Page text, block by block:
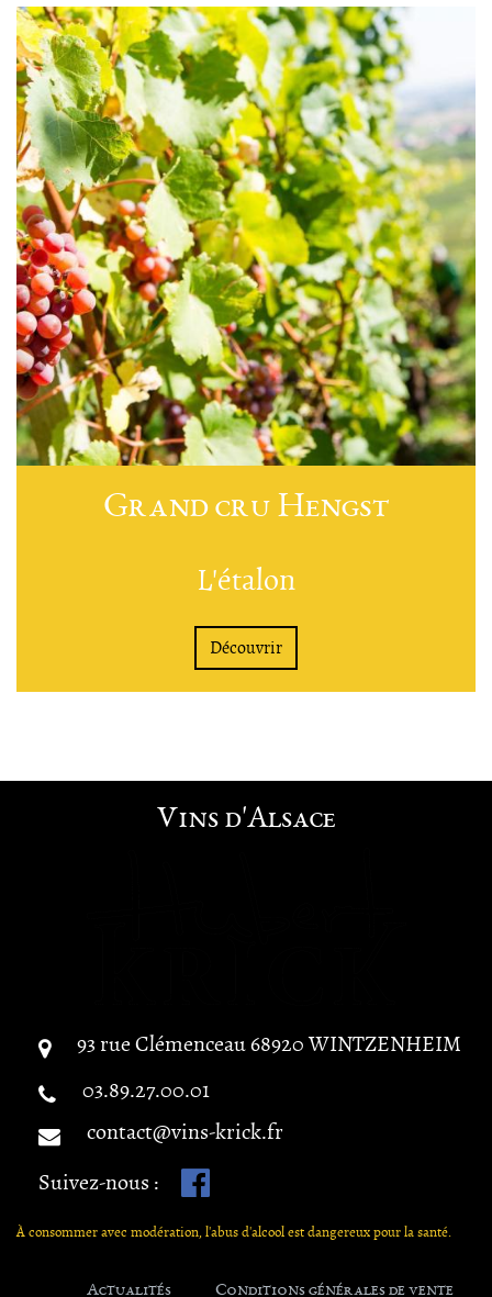
Grand cru Hengst
L'étalon
Découvrir
Vins d'Alsace
93 rue Clémenceau68920 WINTZENHEIM
03.89.27.00.01
contact@vins-krick.fr
Suivez-nous :
À consommer avec modération, l'abus d'alcool est dangereux pour la santé.
Actualités Conditions générales de vente